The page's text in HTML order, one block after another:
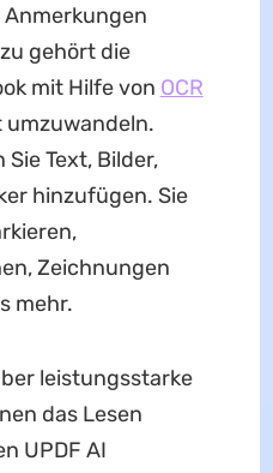
gehört die
mit Hilfe von OCR
umzuwandeln.
Text, Bilder,
hinzufügen. Sie
Zeichnungen
mehr.
leistungsstarke
das Lesen
UPDF AI